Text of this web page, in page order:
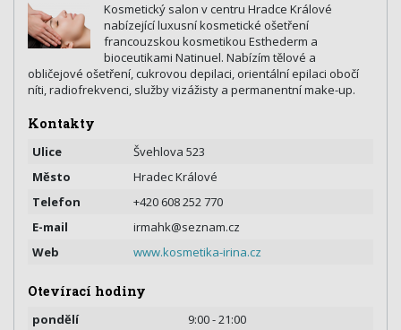
Kosmetický salon v centru Hradce Králové
nabízející luxusní kosmetické ošetření
francouzskou kosmetikou Esthederm a
bioceutikami Natinuel. Nabízím tělové a
obličejové ošetření, cukrovou depilaci, orientální epilaci obočí
níti, radiofrekvenci, služby vizážisty a permanentní make-up.
Kontakty
Ulice
Švehlova 523
Město
Hradec Králové
Telefon
+420 608 252 770
E-mail
irmahk@seznam.cz
Web
www.kosmetika-irina.cz
Otevírací hodiny
pondělí
9:00 - 21:00